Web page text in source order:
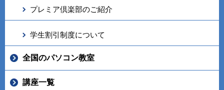
プレミア倶楽部のご紹介
学生割引制度について
全国のパソコン教室
講座一覧